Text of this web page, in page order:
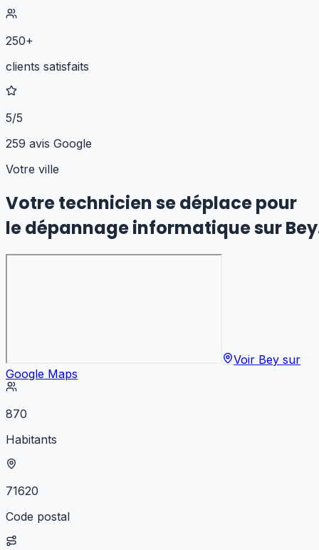
250+
clients satisfaits
5/5
259 avis Google
Votre ville
Votre technicien se déplace pour
le dépannage informatiquesurBey
Voir Bey sur
Google Maps
870
Habitants
71620
Code postal